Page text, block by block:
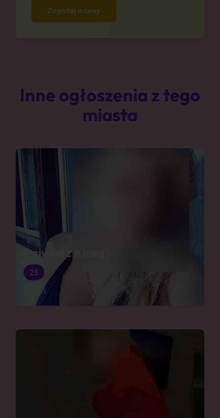
Zapytaj o ceny
Inne ogłoszenia z tego
miasta
Dziwka z Klasą
23
Toruń